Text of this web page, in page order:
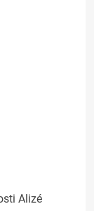
Alizé